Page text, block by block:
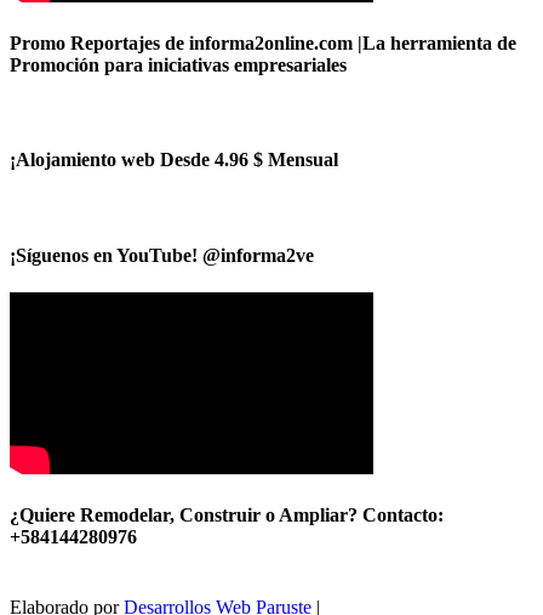
Promo Reportajes de informa2online.com |La herramienta de
Promoción para iniciativas empresariales
¡Alojamiento web Desde 4.96 $ Mensual
¡Síguenos en YouTube! @informa2ve
¿Quiere Remodelar, Construir o Ampliar? Contacto:
+584144280976
Elaborado porDesarrollos Web Paruste |